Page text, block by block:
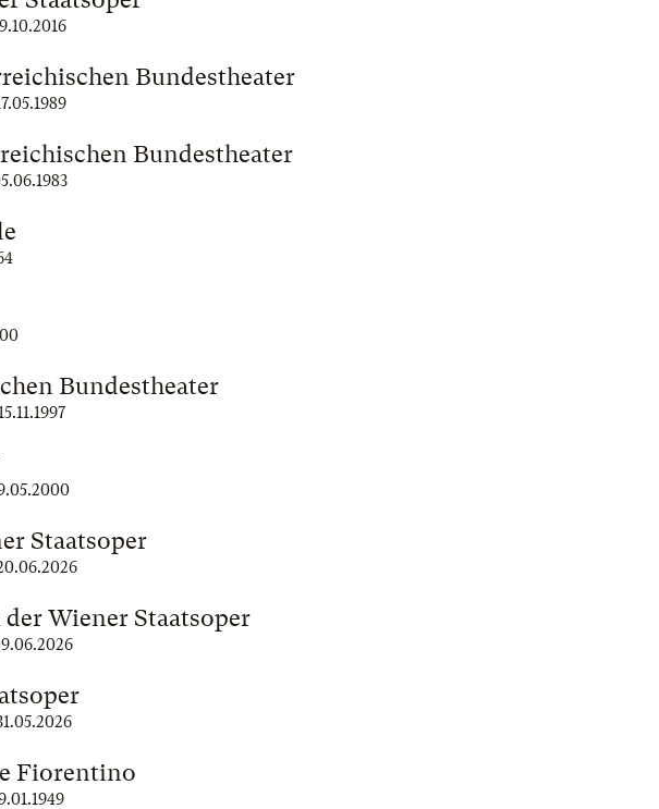
Bundestheater
Bundestheater
Bundestheater
Staatsoper
Wiener Staatsoper
Fiorentino